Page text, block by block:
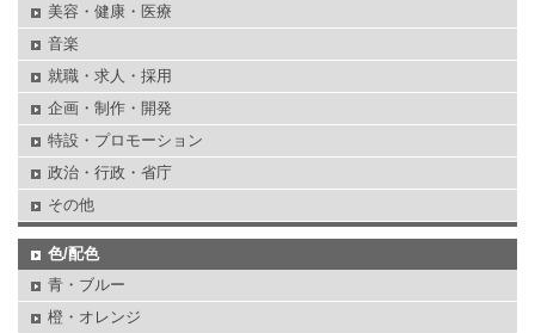
美容・健康・医療
音楽
就職・求人・採用
企画・制作・開発
特設・プロモーション
政治・行政・省庁
その他
色/配色
青・ブルー
橙・オレンジ